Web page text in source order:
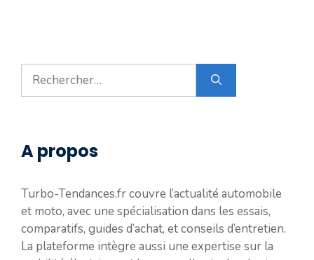
Rechercher :
A propos
Turbo-Tendances.fr couvre l’actualité automobile
et moto, avec une spécialisation dans les essais,
comparatifs, guides d’achat, et conseils d’entretien.
La plateforme intègre aussi une expertise sur la